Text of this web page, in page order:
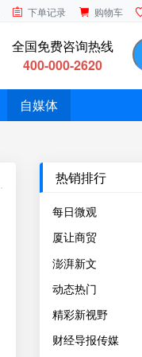
下单记录 购物车
全国免费咨询热线
400-000-2620
自媒体
热销排行
每日微观
厦让商贸
澎湃新文
动态热门
精彩新视野
财经导报传媒